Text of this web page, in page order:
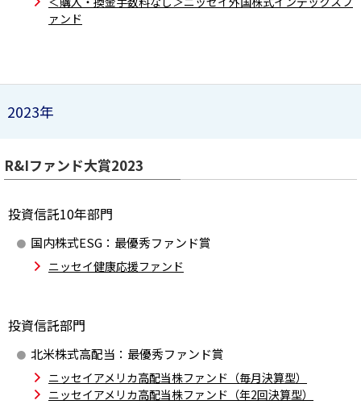
ァンド
2023年
R&Iファンド大賞2023
投資信託10年部門
国内株式ESG：最優秀ファンド賞
ニッセイ健康応援ファンド
投資信託部門
北米株式高配当：最優秀ファンド賞
ニッセイアメリカ高配当株ファンド（毎月決算型）
ニッセイアメリカ高配当株ファンド（年2回決算型）